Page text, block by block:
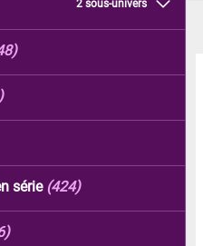
2 sous-univers
série (424)